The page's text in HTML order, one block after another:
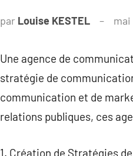
par Louise KESTEL mai
Une agence de
stratégie de
communication et de
relations publiques, ces
1. Création de Stratégies